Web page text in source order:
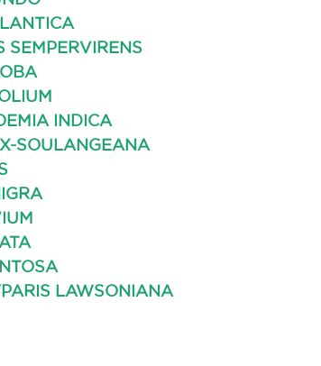
SEMPERVIRENS
INDICA
SOULANGEANA
LAWSONIANA